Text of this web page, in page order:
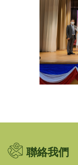
聯絡我們